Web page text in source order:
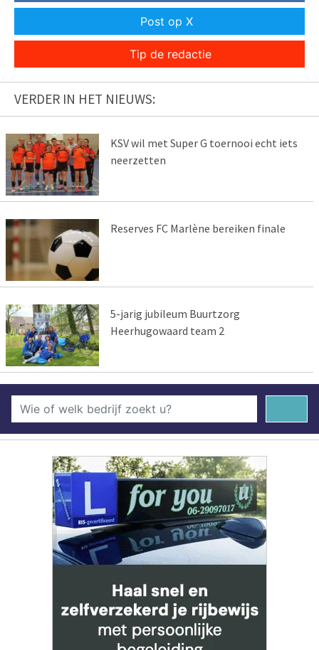
Post op X
Tip de redactie
VERDER IN HET NIEUWS:
KSV wil met Super G toernooi echt iets
neerzetten
Reserves FC Marlène bereiken finale
5-jarig jubileum Buurtzorg
Heerhugowaard team 2